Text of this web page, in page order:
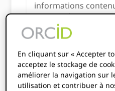
informations
peuvent être
[avatar user="Laure
align="left" /]
En tant que membre
l'Australian ORCID
En cliquant sur « Accepter
acceptez le stockage de
améliorer la navigation sur
utilisation et contribuer à